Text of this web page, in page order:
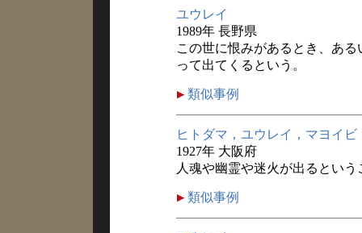
ユウレイ
1989年 長野県
この世に恨みがあるとき、あ
って出てくるという。
類似事例
ヒトダマ，ユウレイ，マヨイビ
1927年 大阪府
人魂や幽霊や迷火が出るとい
類似事例